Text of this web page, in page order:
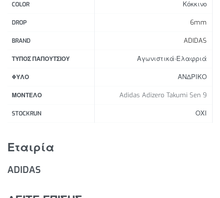
Υφασμάτινο επάνω μέρος
ENERGYRODS που μειώνουν την απώλεια ενέργειας
COLOR Κόκκινο
DROP 6mm
BRAND ADIDAS
ΤΥΠΟΣ ΠΑΠΟΥΤΣΙΟΥ Αγωνιστικά-Ελαφριά
ΦΥΛΟ ΑΝΔΡΙΚΟ
ΜΟΝΤΕΛΟ Adidas Adizero Takumi Sen 9
STOCKRUN ΟΧΙ
Εταιρία
ADIDAS